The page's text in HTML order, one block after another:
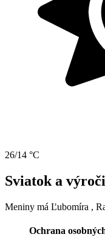
26/14 °C
Sviatok a
Meniny má Ľubomíra ,
Ochrana